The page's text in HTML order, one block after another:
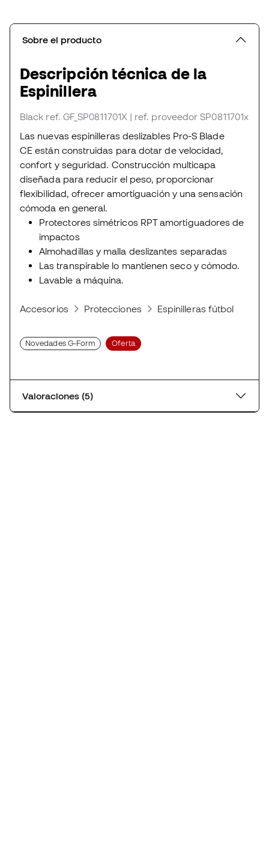
Sobre el producto
Descripción técnica de la
Espinillera
Black ref. GF_SP0811701X | ref. proveedor SP0811701x
Las nuevas espinilleras deslizables Pro-S Blade
CE están construidas para dotar de velocidad,
confort y seguridad. Construcción multicapa
diseñada para reducir el peso, proporcionar
flexibilidad, ofrecer amortiguación y una sensación
cómoda en general.
Protectores simétricos RPT amortiguadores de
impactos
Almohadillas y malla deslizantes separadas
Las transpirable lo mantienen seco y cómodo.
Lavable a máquina.
Accesorios Protecciones Espinilleras fútbol
Novedades G-Form Oferta
Valoraciones (5)